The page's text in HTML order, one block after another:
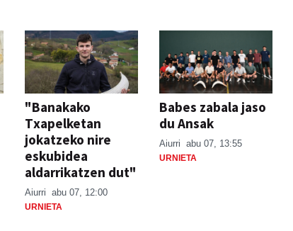
"Banakako
Txapelketan
jokatzeko nire
eskubidea
aldarrikatzen dut"
Aiurri abu 07, 12:00
URNIETA
Babes zabala jaso
du Ansak
Aiurri abu 07, 13:55
URNIETA